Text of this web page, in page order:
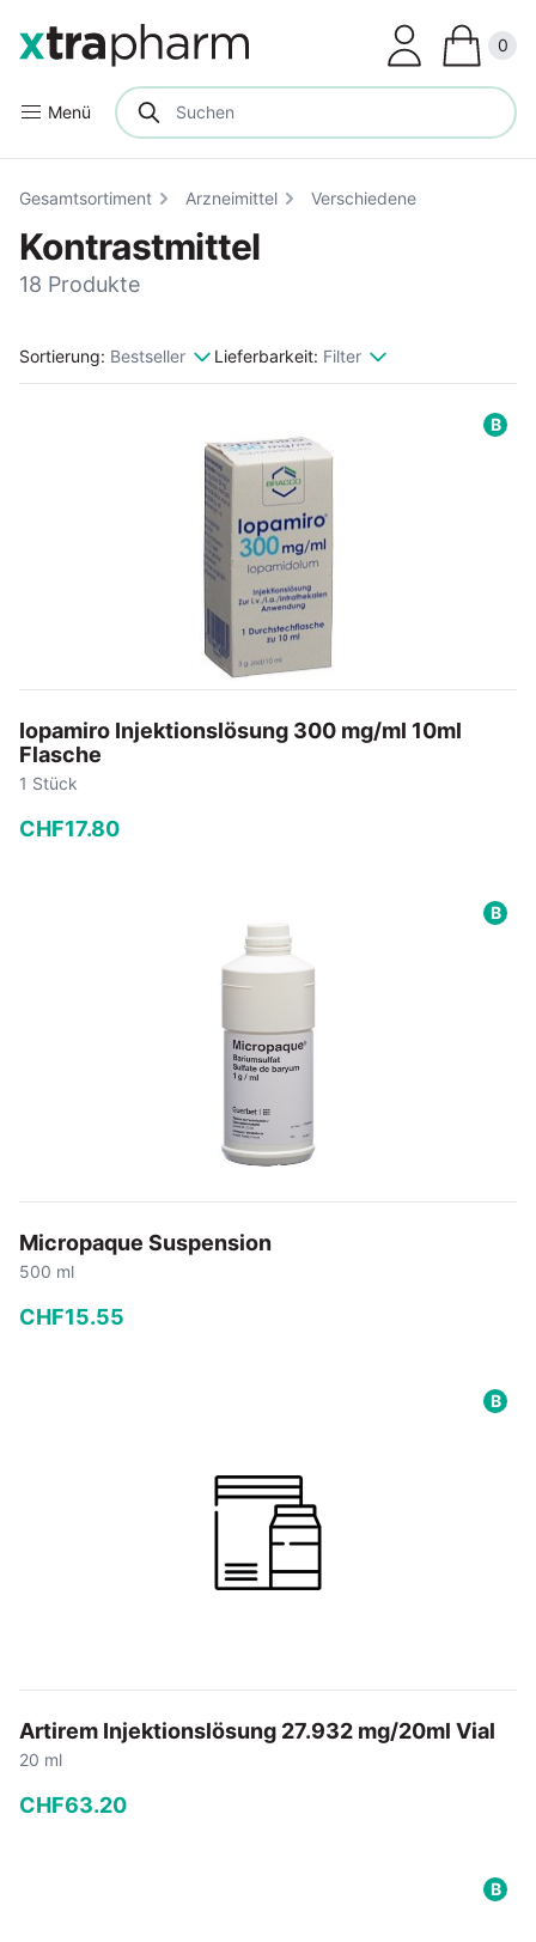
Menü
0
Gesamtsortiment Arzneimittel Verschiedene
Kontrastmittel
18 Produkte
Sortierung: Bestseller Lieferbarkeit: Filter
B
Iopamiro Injektionslösung 300 mg/ml 10ml
Flasche
1 Stück
CHF17.80
In den Warenkorb
B
Micropaque Suspension
500 ml
CHF15.55
B
Artirem Injektionslösung 27.932 mg/20ml Vial
20 ml
CHF63.20
B